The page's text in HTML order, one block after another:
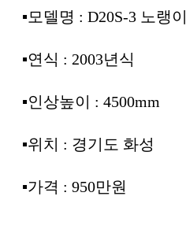
▪︎모델명 : D20S-3 노랭이
▪︎연식 : 2003년식
▪︎인상높이 : 4500mm
▪︎위치 : 경기도 화성
▪︎가격 : 950만원